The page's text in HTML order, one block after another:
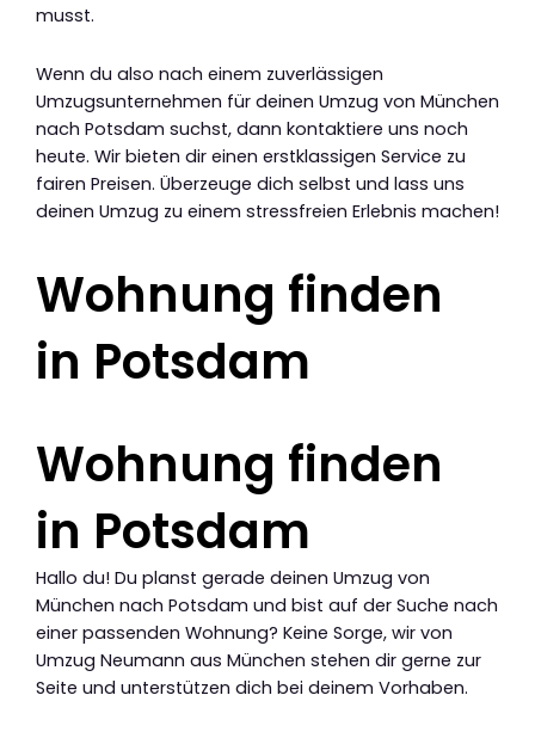
musst.
Wenn du also nach einem zuverlässigen
Umzugsunternehmen für deinen Umzug von München
nach Potsdam suchst, dann kontaktiere uns noch
heute. Wir bieten dir einen erstklassigen Service zu
fairen Preisen. Überzeuge dich selbst und lass uns
deinen Umzug zu einem stressfreien Erlebnis machen!
Wohnung finden
in Potsdam
Wohnung finden
in Potsdam
Hallo du! Du planst gerade deinen Umzug von
München nach Potsdam und bist auf der Suche nach
einer passenden Wohnung? Keine Sorge, wir von
Umzug Neumann aus München stehen dir gerne zur
Seite und unterstützen dich bei deinem Vorhaben.